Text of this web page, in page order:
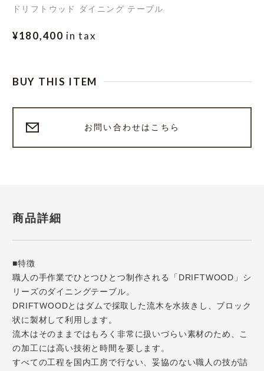
ドリフトウッド ダイニング テーブル
¥180,400 in tax
BUY THIS ITEM
お問い合わせはこちら
商品詳細
■特徴
職人の手作業でひとつひとつ制作される「DRIFTWOOD」シ
リーズのダイニングテーブル。
DRIFTWOODとはダムで採取した流木を水抜きし、ブロック
状に製材して利用します。
流木はそのままではもろく非常に扱いづらい素材のため、こ
の加工には高い技術と時間を要します。
すべての工程を国内工房で行ない、妥協のない職人の技が詰